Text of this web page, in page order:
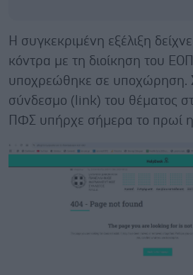
Η συγκεκριμένη εξέλιξη
κόντρα με τη διοίκηση του
υποχρεώθηκε σε υποχώρηση.
σύνδεσμο (link) του θέματος
ΠΦΣ υπήρχε σήμερα το πρωί